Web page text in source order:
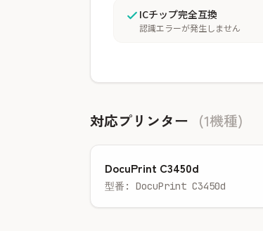
ICチップ完全互換
認識エラーが発生しません
対応プリンター (1機種)
DocuPrint C3450d
型番: DocuPrint C3450d